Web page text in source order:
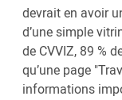
devrait en avoir
d’une simple
de CVVIZ, 89 %
qu’une page
informations